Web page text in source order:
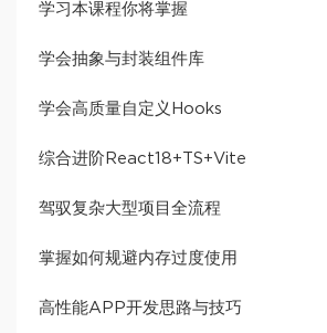
学习本课程你将掌握
学会抽象与封装组件库
学会高质量自定义Hooks
综合进阶React18+TS+Vite
驾驭复杂大型项目全流程
掌握如何规避内存过度使用
高性能APP开发思路与技巧